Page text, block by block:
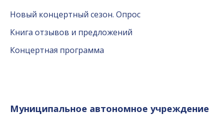
Новый концертный сезон. Опрос
Книга отзывов и предложений
Концертная программа
Муниципальное автономное учреждение